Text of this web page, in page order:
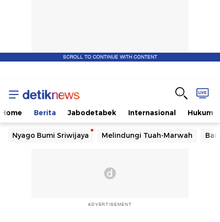
SCROLL TO CONTINUE WITH CONTENT
Home Berita Jabodetabek Internasional Hukum
Nyago Bumi Sriwijaya Melindungi Tuah-Marwah
ADVERTISEMENT